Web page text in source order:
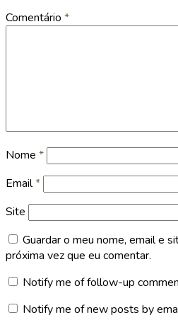
Comentário *
Nome *
Email*
Site
Guardar o meu nome, email e
próxima vez que eu comentar.
Notify me of follow-up
Notify me of new posts by